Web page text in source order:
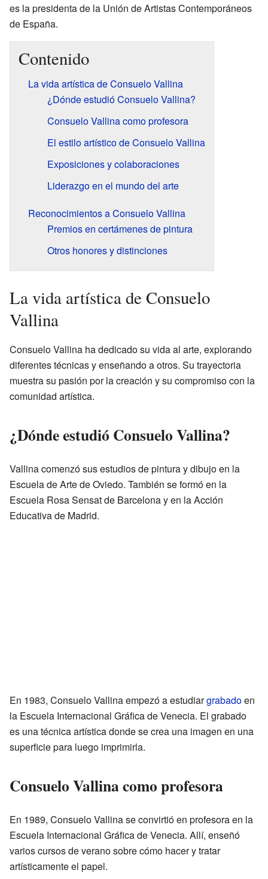
es la presidenta de la Unión de Artistas Contemporáneos
de España.
Contenido
La vida artística de Consuelo Vallina
¿Dónde estudió Consuelo Vallina?
Consuelo Vallina como profesora
El estilo artístico de Consuelo Vallina
Exposiciones y colaboraciones
Liderazgo en el mundo del arte
Reconocimientos a Consuelo Vallina
Premios en certámenes de pintura
Otros honores y distinciones
La vida artística de Consuelo
Vallina
Consuelo Vallina ha dedicado su vida al arte, explorando
diferentes técnicas y enseñando a otros. Su trayectoria
muestra su pasión por la creación y su compromiso con la
comunidad artística.
¿Dónde estudió Consuelo Vallina?
Vallina comenzó sus estudios de pintura y dibujo en la
Escuela de Arte de Oviedo. También se formó en la
Escuela Rosa Sensat de Barcelona y en la Acción
Educativa de Madrid.
En 1983, Consuelo Vallina empezó a estudiargrabadoen
la Escuela Internacional Gráfica de Venecia. El grabado
es una técnica artística donde se crea una imagen en una
superficie para luego imprimirla.
Consuelo Vallina como profesora
En 1989, Consuelo Vallina se convirtió en profesora en la
Escuela Internacional Gráfica de Venecia. Allí, enseñó
varios cursos de verano sobre cómo hacer y tratar
artísticamente el papel.